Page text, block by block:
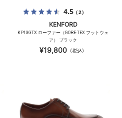
4.5（2）
KENFORD
KP13GTX ローファー（GORE-TEX フットウェ
ア） ブラック
¥19,800（税込）